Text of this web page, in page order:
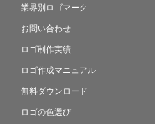
業界別ロゴマーク
お問い合わせ
ロゴ制作実績
ロゴ作成マニュアル
無料ダウンロード
ロゴの色選び